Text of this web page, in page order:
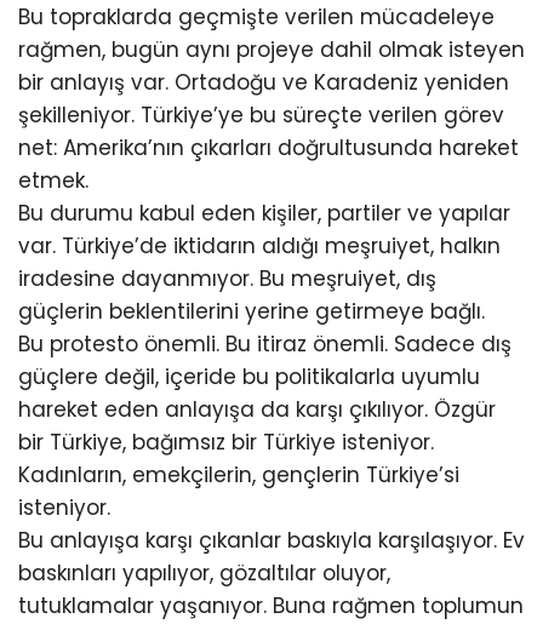
Bu topraklarda geçmişte verilen mücadeleye
rağmen, bugün aynı projeye dahil olmak isteyen
bir anlayış var. Ortadoğu ve Karadeniz yeniden
şekilleniyor. Türkiye’ye bu süreçte verilen görev
net: Amerika’nın çıkarları doğrultusunda hareket
etmek.
Bu durumu kabul eden kişiler, partiler ve yapılar
var. Türkiye’de iktidarın aldığı meşruiyet, halkın
iradesine dayanmıyor. Bu meşruiyet, dış
güçlerin beklentilerini yerine getirmeye bağlı.
Bu protesto önemli. Bu itiraz önemli. Sadece dış
güçlere değil, içeride bu politikalarla uyumlu
hareket eden anlayışa da karşı çıkılıyor. Özgür
bir Türkiye, bağımsız bir Türkiye isteniyor.
Kadınların, emekçilerin, gençlerin Türkiye’si
isteniyor.
Bu anlayışa karşı çıkanlar baskıyla karşılaşıyor. Ev
baskınları yapılıyor, gözaltılar oluyor,
tutuklamalar yaşanıyor. Buna rağmen toplumun